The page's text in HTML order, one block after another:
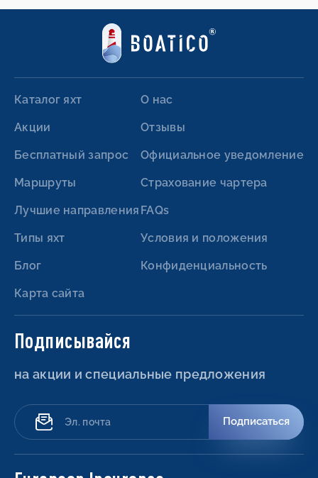
Каталог яхт
Акции
Бесплатный запрос
Маршруты
Лучшие направления
Типы яхт
Блог
Карта сайта
О нас
Отзывы
Официальное уведомление
Страхование чартера
FAQs
Условия и положения
Конфиденциальность
Подписывайся
на акции и специальные предложения
Подписаться